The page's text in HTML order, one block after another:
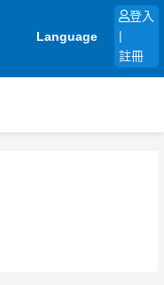
Language
登入
註冊